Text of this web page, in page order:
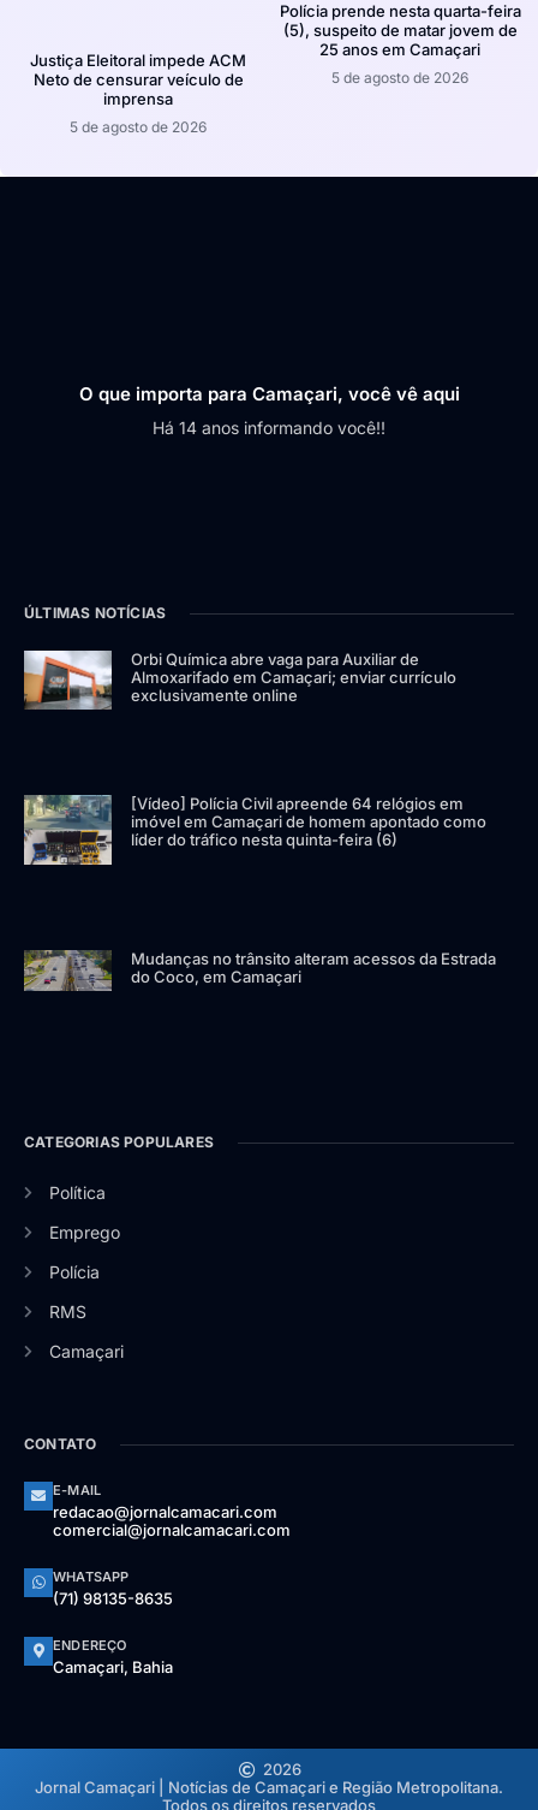
Justiça Eleitoral impede ACM
Neto de censurar veículo de
imprensa
5 de agosto de 2026
Polícia prende nesta quarta-feira
(5), suspeito de matar jovem de
25 anos em Camaçari
5 de agosto de 2026
O que importa para Camaçari, você vê aqui
Há 14 anos informando você!!
ÚLTIMAS NOTÍCIAS
Orbi Química abre vaga para Auxiliar de
Almoxarifado em Camaçari; enviar currículo
exclusivamente online
[Vídeo] Polícia Civil apreende 64 relógios em
imóvel em Camaçari de homem apontado como
líder do tráfico nesta quinta-feira (6)
Mudanças no trânsito alteram acessos da Estrada
do Coco, em Camaçari
CATEGORIAS POPULARES
Política
Emprego
Polícia
RMS
Camaçari
CONTATO
E-MAIL
redacao@jornalcamacari.com
comercial@jornalcamacari.com
WHATSAPP
(71) 98135-8635
ENDEREÇO
Camaçari, Bahia
2026
Jornal Camaçari | Notícias de Camaçari e Região Metropolitana.
Todos os direitos reservados